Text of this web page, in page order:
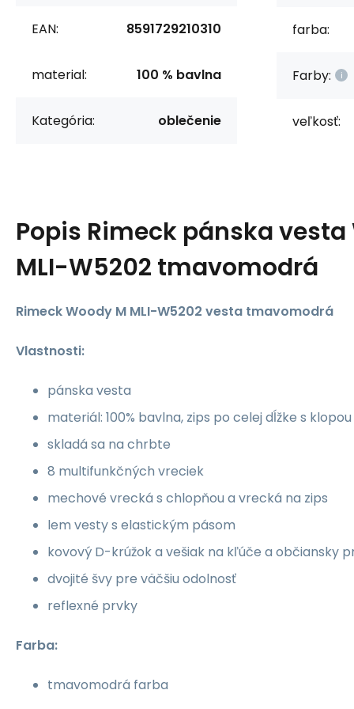
EAN: 8591729210310
material: 100 % bavlna
Kategória: oblečenie
farba:
Farby:
veľkosť:
Popis Rimeck pánska vesta
MLI-W5202 tmavomodrá
Rimeck Woody M MLI-W5202 vesta tmavomodrá
Vlastnosti:
pánska vesta
materiál: 100% bavlna, zips po celej dĺžke s klopou
skladá sa na chrbte
8 multifunkčných vreciek
mechové vrecká s chlopňou a vrecká na zips
lem vesty s elastickým pásom
kovový D-krúžok a vešiak na kľúče a občiansky
dvojité švy pre väčšiu odolnosť
reflexné prvky
Farba:
tmavomodrá farba